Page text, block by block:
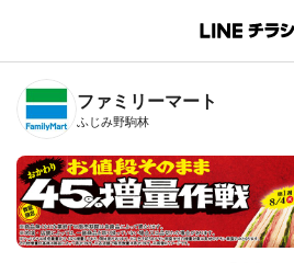
B
n
T
ファミリーマート
ふじみ野駒林